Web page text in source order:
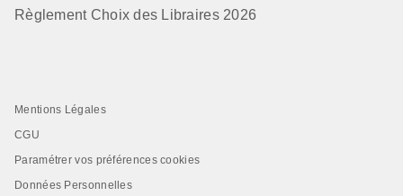
Règlement Choix des Libraires 2026
Mentions Légales
CGU
Paramétrer vos préférences cookies
Données Personnelles